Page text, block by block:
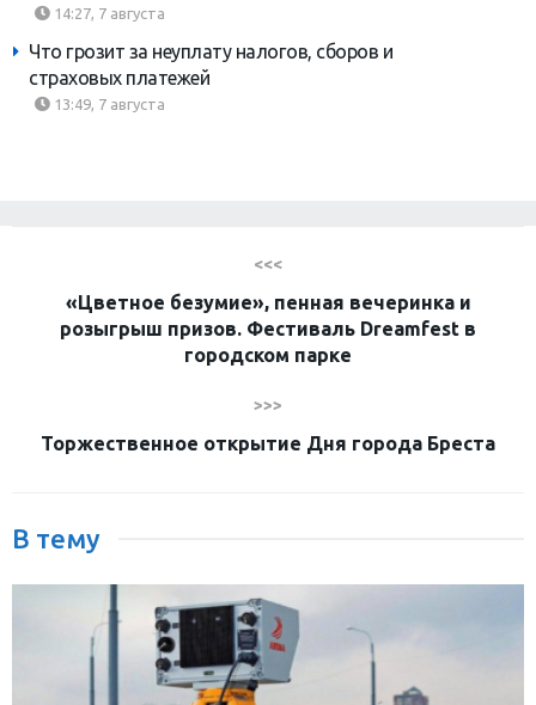
14:27, 7 августа
Что грозит за неуплату налогов, сборов и
страховых платежей
13:49, 7 августа
<<<
«Цветное безумие», пенная вечеринка и
розыгрыш призов. Фестиваль Dreamfest в
городском парке
>>>
Торжественное открытие Дня города Бреста
В тему